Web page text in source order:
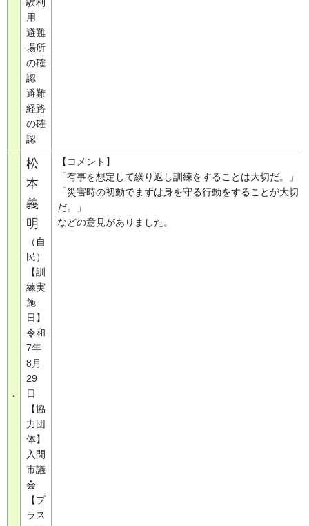
用
避難
場所
の確
認
避難
経路
の確
認
松
本
義
明
（自
民）
【訓
練実
施
日】
令和
7年
8月
29
日
【協
力団
体】
入間
市議
会
【プ
ラス
【コメント】
「有事を想定して繰り返し訓練をすることは大切だ。」
「災害時の初動でまずは身を守る行動をすることが大切
だ。」
などの意見がありました。